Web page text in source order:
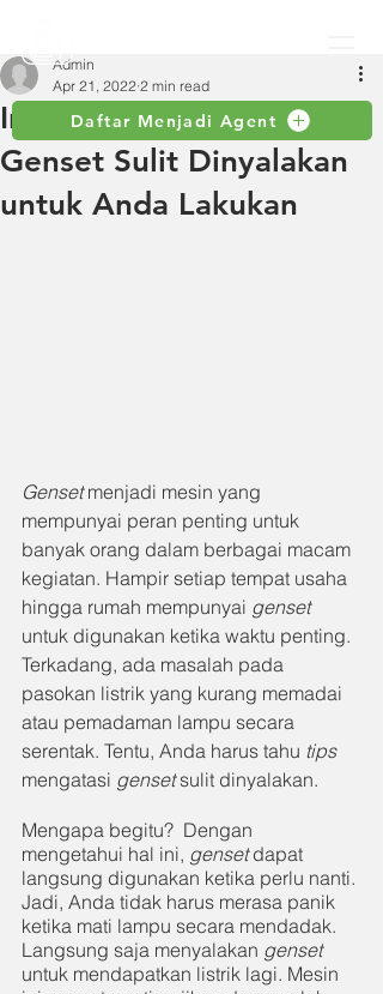
Daftar Menjadi Agent
Ini 4 Tips Mengatasi
Genset Sulit Dinyalakan
untuk Anda Lakukan
Admin
Apr 21, 2022 2 min read
Genset menjadi mesin yang
mempunyai peran penting untuk
banyak orang dalam berbagai macam
kegiatan. Hampir setiap tempat usaha
hingga rumah mempunyai genset
untuk digunakan ketika waktu penting.
Terkadang, ada masalah pada
pasokan listrik yang kurang memadai
atau pemadaman lampu secara
serentak. Tentu, Anda harus tahu tips
mengatasi genset sulit dinyalakan.
Mengapa begitu?  Dengan
mengetahui hal ini, genset dapat
langsung digunakan ketika perlu nanti.
Jadi, Anda tidak harus merasa panik
ketika mati lampu secara mendadak.
Langsung saja menyalakan genset
untuk mendapatkan listrik lagi. Mesin